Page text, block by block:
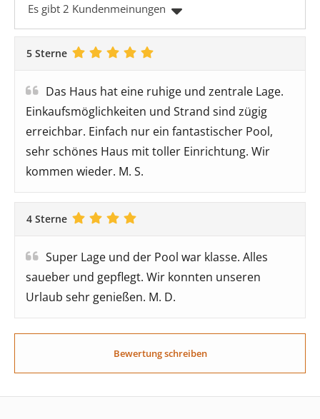
Es gibt 2 Kundenmeinungen
5 Sterne
Das Haus hat eine ruhige und zentrale Lage.
Einkaufsmöglichkeiten und Strand sind zügig
erreichbar. Einfach nur ein fantastischer Pool,
sehr schönes Haus mit toller Einrichtung. Wir
kommen wieder. M. S.
4 Sterne
Super Lage und der Pool war klasse. Alles
saueber und gepflegt. Wir konnten unseren
Urlaub sehr genießen. M. D.
Bewertung schreiben